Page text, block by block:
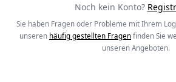
Noch kein Konto?
Sie haben Fragen oder Probleme mit Ihrem
unseren häufig gestellten Fragen finden Sie
unseren Angeboten.